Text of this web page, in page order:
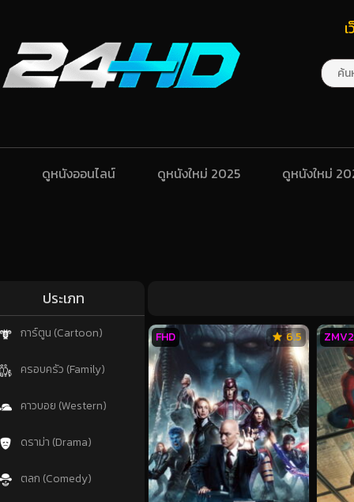
ดูหนังออนไลน์ ดูหนังใหม่ 2025 ดูหนังใหม่
ประเภท
การ์ตูน (Cartoon)
ครอบครัว (Family)
คาวบอย (Western)
ดราม่า (Drama)
ตลก (Comedy)
6.5
FHD ZMV2